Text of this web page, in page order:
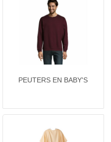
PEUTERS EN BABY'S